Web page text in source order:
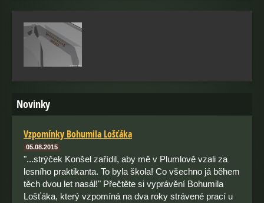
Novinky
Vzpomínky Bohumila Lošťáka
05.08.2015
"...strýček Konšel zařídil, aby mě v Plumlově vzali za
lesního praktikanta. To byla škola! Co všechno já během
těch dvou let nasál!" Přečtěte si vyprávění Bohumila
Lošťáka, který vzpomíná na dva roky strávené prací u